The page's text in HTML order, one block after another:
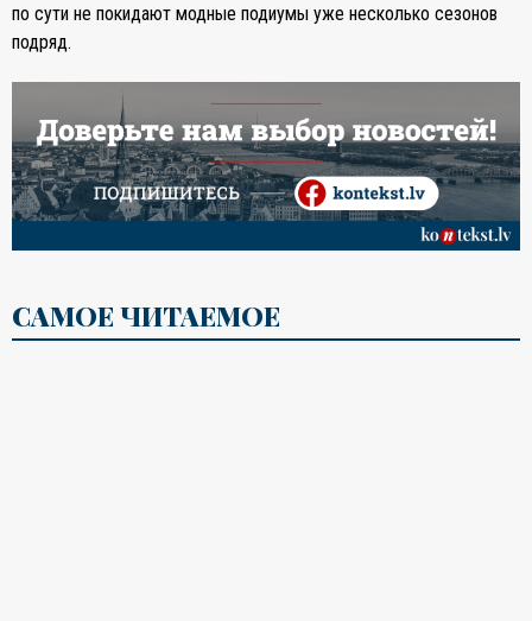
по сути не покидают модные подиумы уже несколько сезонов
подряд.
САМОЕ ЧИТАЕМОЕ